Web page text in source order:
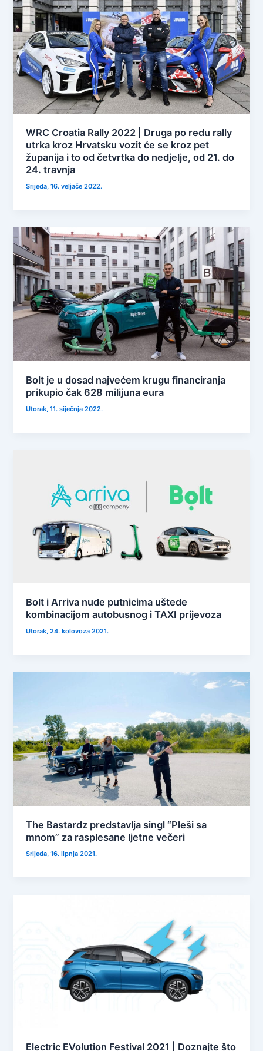
WRC Croatia Rally 2022 | Druga po redu rally
utrka kroz Hrvatsku vozit će se kroz pet
županija i to od četvrtka do nedjelje, od 21. do
24. travnja
Srijeda, 16. veljače 2022.
Bolt je u dosad najvećem krugu financiranja
prikupio čak 628 milijuna eura
Utorak, 11. siječnja 2022.
Bolt i Arriva nude putnicima uštede
kombinacijom autobusnog i TAXI prijevoza
Utorak, 24. kolovoza 2021.
The Bastardz predstavlja singl “Pleši sa
mnom” za rasplesane ljetne večeri
Srijeda, 16. lipnja 2021.
Electric EVolution Festival 2021 | Doznajte što